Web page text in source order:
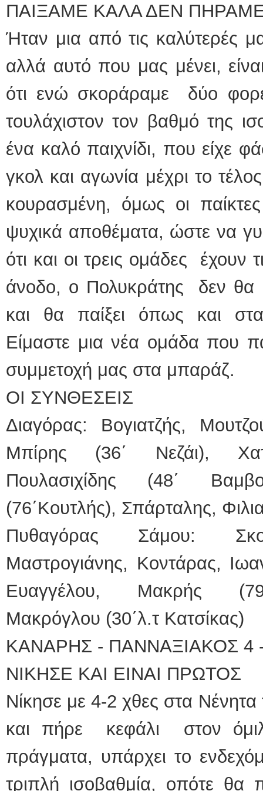
ΠΑΙΞΑΜΕ ΚΑΛΑ ΔΕΝ
Ήταν μια από τις καλύτερές
αλλά αυτό που μας μένει,
ότι ενώ σκοράραμε δύο
τουλάχιστον τον βαθμό της
ένα καλό παιχνίδι, που είχε
γκολ και αγωνία μέχρι το
κουρασμένη, όμως οι
ψυχικά αποθέματα, ώστε να
ότι και οι τρεις ομάδες έχουν
άνοδο, ο Πολυκράτης δεν θα
και θα παίξει όπως και
Είμαστε μια νέα ομάδα που
συμμετοχή μας στα μπαράζ.
ΟΙ ΣΥΝΘΕΣΕΙΣ
Διαγόρας: Βογιατζής,
Μπίρης (36΄ Νεζάι),
Πουλασιχίδης (48΄
(76΄Κουτλής), Σπάρταλης,
Πυθαγόρας Σάμου:
Μαστρογιάνης, Κοντάρας,
Ευαγγέλου, Μακρής
Μακρόγλου (30΄λ.τ Κατσίκας)
ΚΑΝΑΡΗΣ - ΠΑΝΝΑΞΙΑΚΟΣ 4
ΝΙΚΗΣΕ ΚΑΙ ΕΙΝΑΙ ΠΡΩΤΟΣ
Νίκησε με 4-2 χθες στα
και πήρε κεφάλι στον
πράγματα, υπάρχει το
τριπλή ισοβαθμία, οπότε